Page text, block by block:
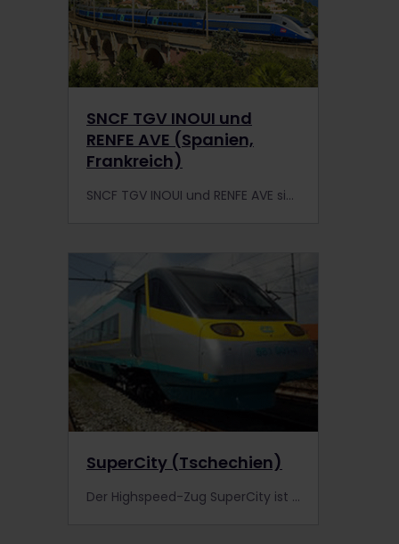
SNCF TGV INOUI und
RENFE AVE (Spanien,
Frankreich)
SNCF TGV INOUI und RENFE AVE sind internationale Highspeed-Züge, die zwischen Spanien und Frankreich verkehren. Informiere dich genauer.
SuperCity (Tschechien)
Der Highspeed-Zug SuperCity ist der neueste und schnellste Zug der tschechischen Flotte. Mehr erfahren!